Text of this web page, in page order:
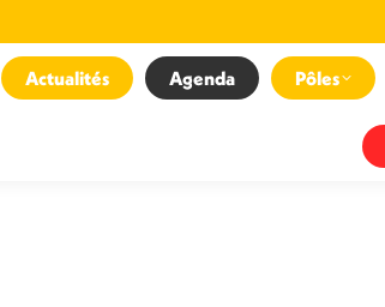
Actualités Agenda Pôles